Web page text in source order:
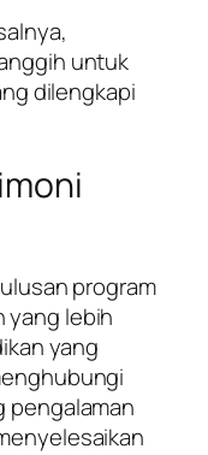
untuk
dilengkapi
program
yang lebih
yang
pengalaman